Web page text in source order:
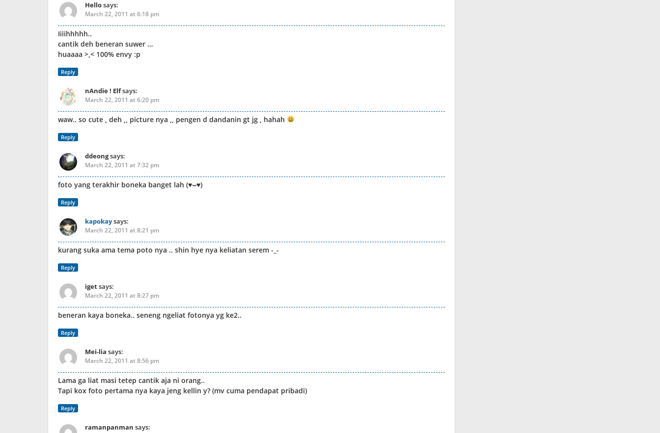
Hellosays:
March 22, 2011 at 6:18 pm
Iiiihhhhh..
cantik deh beneran suwer …
huaaaa >,< 100% envy :p
Reply
nAndie ! Elfsays:
March 22, 2011 at 6:20 pm
waw.. so cute , deh ,, picture nya ,, pengen d dandanin gt jg , hahah
Reply
ddeongsays:
March 22, 2011 at 7:32 pm
foto yang terakhir boneka banget lah (♥⌣♥)
Reply
kapokaysays:
March 22, 2011 at 8:21 pm
kurang suka ama tema poto nya .. shin hye nya keliatan serem -_-
Reply
igetsays:
March 22, 2011 at 8:27 pm
beneran kaya boneka.. seneng ngeliat fotonya yg ke2..
Reply
Mei-lia says:
March 22, 2011 at 8:56 pm
Lama ga liat masi tetep cantik aja ni orang..
Tapi kox foto pertama nya kaya jeng kellin y? (mv cuma pendapat pribadi)
Reply
ramanpanman says: